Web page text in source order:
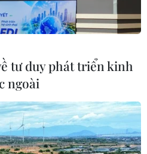
tiến độ
Long
sau cú
tư duy phát triển kinh
ngoài